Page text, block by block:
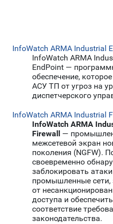
InfoWatch ARMA Industrial
InfoWatch ARMA
EndPoint —
обеспечение,
АСУ ТП от угроз на
диспетчерского
InfoWatch ARMA Industrial
InfoWatch ARMA
Firewall
—
межсетевой экран
поколения (NGFW).
своевременно
заблокировать
промышленные сети,
от
доступа и обеспечить
соответствие
законодательства.